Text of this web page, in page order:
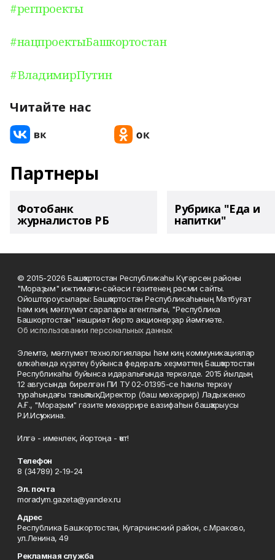
#регпроекты
#нацпроектыБашкортостан
#ВладимирПутин
Читайте нас
Партнеры
Фотобанк
журналистов РБ
Рубрика "Еда и
напитки"
© 2015-2026 Башҡортостан Республикаһы Күгәрсен районы
"Мораҙым" ижтимағи-сәйәси гәзитенең рәсми сайты.
Ойоштороусылары: Башҡортостан Республикаһының Матбуғат
һәм киң мәғлүмәт саралары агентлығы, "Республика
Башкортостан" нәшриәт йорто акционерҙар йәмғиәте.
Об использовании персональных данных
Элемтә, мәғлүмәт технологиялары һәм киң коммуникациялар
өлкәһендә күҙәтеү буйынса федераль хеҙмәттең Башҡортостан
Республикаһы буйынса идаралығында теркәлде. 2015 йылдың
12 авгусында бирелгән ПИ ТУ 02-01395-се һанлы теркәү
тураһындағы таныҡлыҡ. Директор (баш мөхәррир) Ладыженко
А.Ғ., "Мораҙым" гәзите мөхәррире вазифаһын башҡарыусы
Р.И.Исҡужина.
Илгә - именлек, йортоңа - ҡот!
Телефон
8 (34789) 2-19-24
Эл. почта
moradym.gazeta@yandex.ru
Адрес
Республика Башкортостан, Кугарчинский район, с.Мраково,
ул.Ленина, 49
Рекламная служба